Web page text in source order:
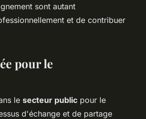
sont autant
et de contribuer
pour le
le secteur public pour le
d'échange et de partage